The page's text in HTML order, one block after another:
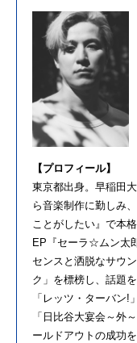
【プロフィール】
東京都出身。早稲田
ら音楽制作に勤しみ
ことがしたい』で本
EP『セーラ☆ムン太
センスと洒脱なサウ
ク」を標榜し、話題
「レッツ・ターバン
「日比谷大宴会～外
ールドアウトの成功を